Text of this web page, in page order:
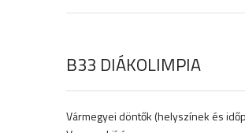
B33 DIÁKOLIMPIA
Vármegyei döntők (helyszínek és